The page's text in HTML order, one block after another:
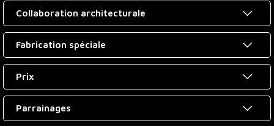
Collaboration architecturale
Fabrication spéciale
Prix
Parrainages